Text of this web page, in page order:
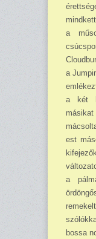
a
a
a két
est
a
bossa